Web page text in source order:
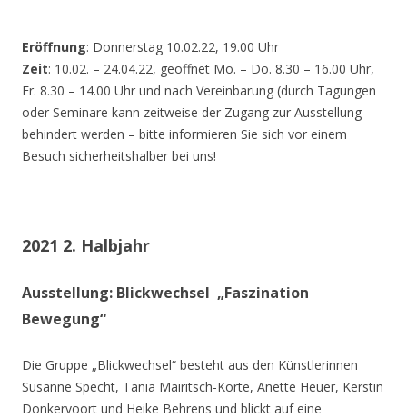
Eröffnung: Donnerstag 10.02.22, 19.00 Uhr
Zeit: 10.02. – 24.04.22, geöffnet Mo. – Do. 8.30 – 16.00 Uhr,
Fr. 8.30 – 14.00 Uhr und nach Vereinbarung (durch Tagungen
oder Seminare kann zeitweise der Zugang zur Ausstellung
behindert werden – bitte informieren Sie sich vor einem
Besuch sicherheitshalber bei uns!
2021 2. Halbjahr
Ausstellung: Blickwechsel „Faszination
Bewegung“
Die Gruppe „Blickwechsel“ besteht aus den Künstlerinnen
Susanne Specht, Tania Mairitsch-Korte, Anette Heuer, Kerstin
Donkervoort und Heike Behrens und blickt auf eine